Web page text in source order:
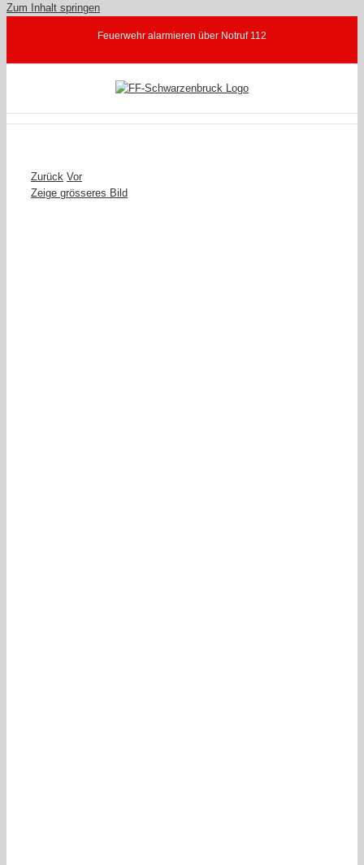
Zum Inhalt springen
Feuerwehr alarmieren über Notruf 112
Zurück Vor
Zeige grösseres Bild